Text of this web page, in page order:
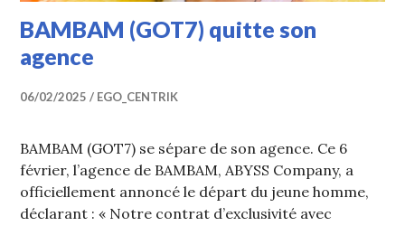
BAMBAM (GOT7) quitte son
agence
06/02/2025 EGO_CENTRIK
BAMBAM (GOT7) se sépare de son agence. Ce 6
février, l’agence de BAMBAM, ABYSS Company, a
officiellement annoncé le départ du jeune homme,
déclarant : « Notre contrat d’exclusivité avec